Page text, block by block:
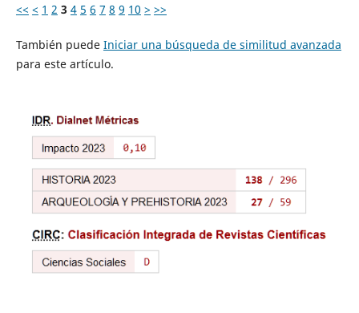
<< < 1 2 3 4 5 6 7 8 9 10 > >>
También puede Iniciar una búsqueda de similitud avanzada
para este artículo.